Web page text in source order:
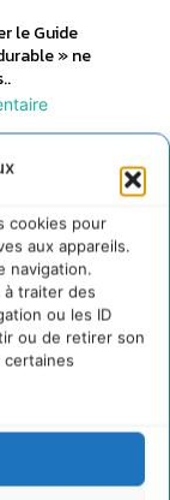
cookies pour
aux appareils.
navigation.
traiter des
ou les ID
ou de retirer son
le Guide
» ne
de
à nouveau. Il